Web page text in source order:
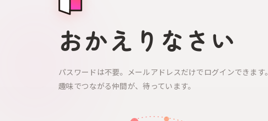
おかえりなさい
パスワードは不要。メールアドレスだけでログインできます。
趣味でつながる仲間が、待っています。